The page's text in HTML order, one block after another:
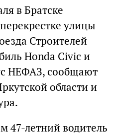
в Братске
улицы
Строителей
Honda Civic и
НЕФАЗ, сообщают
области и
47-летний водитель